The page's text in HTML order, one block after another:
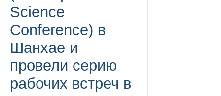
Science
Conference) в
Шанхае и
провели серию
рабочих встреч в